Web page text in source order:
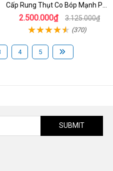
Cấp Rung Thụt Co Bóp Mạnh Pin
Sạc
2.500.000₫ 3.125.000₫
(370)
4 5
SUBMIT